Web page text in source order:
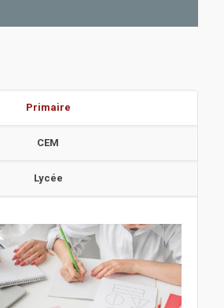
Primaire
CEM
Lycée